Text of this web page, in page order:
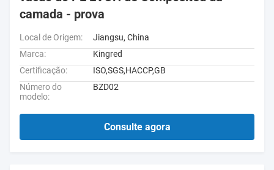
camada - prova
Local de Origem:
Jiangsu, China
Marca:
Kingred
Certificação:
ISO,SGS,HACCP,GB
Número do
modelo:
BZD02
Consulte agora